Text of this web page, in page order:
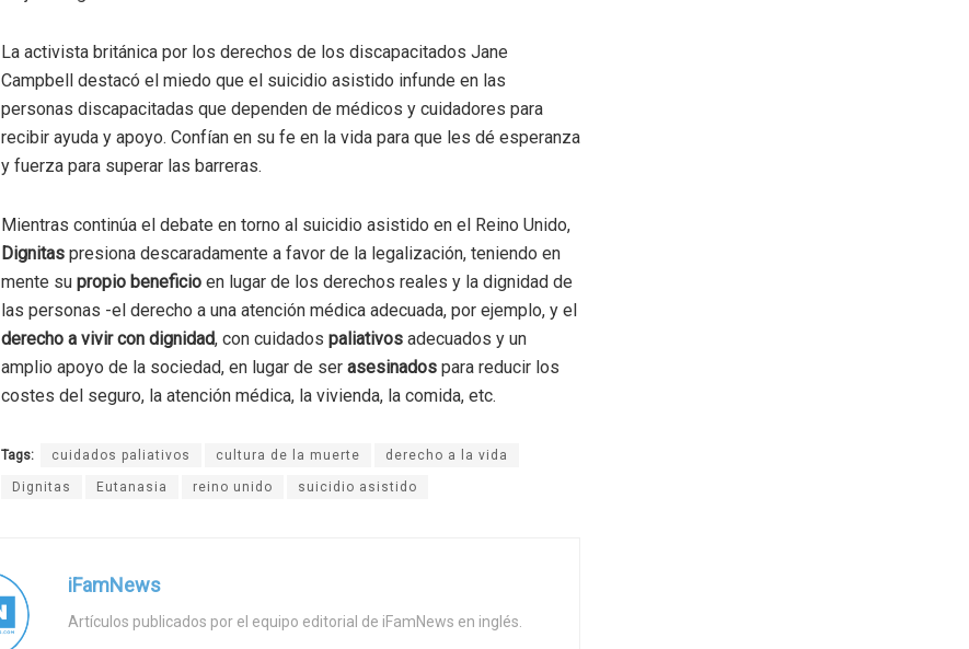
La activista británica por los derechos de los discapacitados Jane
Campbell destacó el miedo que el suicidio asistido infunde en las
personas discapacitadas que dependen de médicos y cuidadores para
recibir ayuda y apoyo. Confían en su fe en la vida para que les dé esperanza
y fuerza para superar las barreras.
Mientras continúa el debate en torno al suicidio asistido en el Reino Unido,
Dignitas presiona descaradamente a favor de la legalización, teniendo en
mente su propio beneficio en lugar de los derechos reales y la dignidad de
las personas -el derecho a una atención médica adecuada, por ejemplo, y el
derecho a vivir con dignidad, con cuidados paliativos adecuados y un
amplio apoyo de la sociedad, en lugar de ser asesinados para reducir los
costes del seguro, la atención médica, la vivienda, la comida, etc.
Tags: cuidados paliativos cultura de la muerte derecho a la vida
Dignitas Eutanasia reino unido suicidio asistido
iFamNews
Artículos publicados por el equipo editorial de iFamNews en inglés.